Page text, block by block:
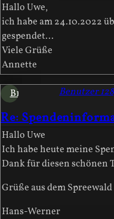
Hallo Uwe,
ich habe am 24.10.2022
gespendet...
Viele Grüße
Annette
B1
Re:
Benutzer
Hallo Uwe
Ich habe heute meine
Dank für diesen
Grüße aus dem Spreewald
Hans-Werner